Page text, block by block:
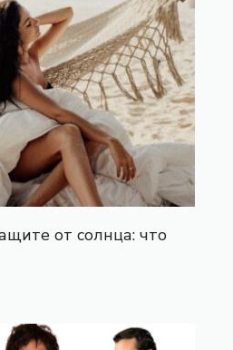
от солнца: что